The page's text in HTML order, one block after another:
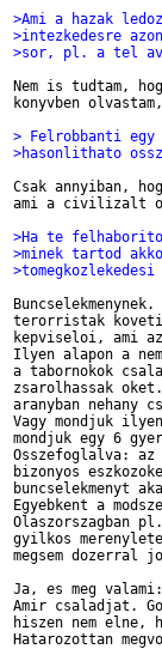
>Ami a hazak
>intezkedesre
>sor, pl. a tel
Nem is tudtam,
konyvben
> Felrobbanti egy
>hasonlithato
Csak annyiban,
ami a civilizalt
>Ha te
>minek tartod
>tomegkozlekedesi
terorristak
kepviseloi, ami
Ilyen alapon a
a tabornokok
zsarolhassak
aranyban nehany
Vagy mondjuk
mondjuk egy 6
Osszefoglalva:
bizonyos
buncselekmenyt
Egyebkent a
Olaszorszagban
gyilkos
megsem
Ja, es meg
Amir csaladjat.
hiszen nem elne,
Hatarozottan